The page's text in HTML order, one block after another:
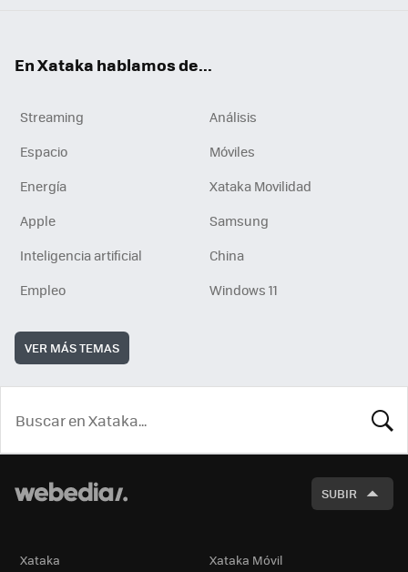
En Xataka hablamos de...
Streaming
Análisis
Espacio
Móviles
Energía
Xataka Movilidad
Apple
Samsung
Inteligencia artificial
China
Empleo
Windows 11
VER MÁS TEMAS
SUBIR
Xataka Xataka Móvil